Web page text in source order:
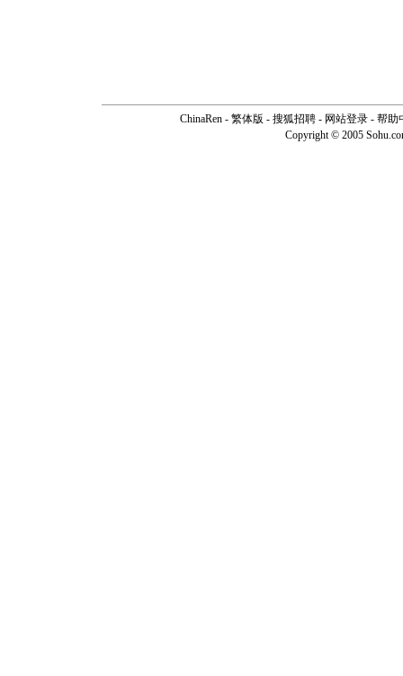
ChinaRen - 繁体版 - 搜狐招聘 - 网站登录 - 帮助
Copyright © 2005